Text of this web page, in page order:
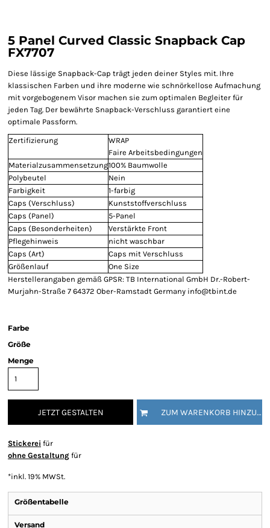
5 Panel Curved Classic Snapback Cap
FX7707
Diese lässige Snapback-Cap trägt jeden deiner Styles mit. Ihre
klassischen Farben und ihre moderne wie schnörkellose Aufmachung
mit vorgebogenem Visor machen sie zum optimalen Begleiter für
jeden Tag. Der bewährte Snapback-Verschluss garantiert eine
optimale Passform.
Zertifizierung
WRAP
Faire Arbeitsbedingungen
Materialzusammensetzung100% Baumwolle
Polybeutel
Nein
Farbigkeit
1-farbig
Caps (Verschluss)
Kunststoffverschluss
Caps (Panel)
5-Panel
Caps (Besonderheiten)
Verstärkte Front
Pflegehinweis
nicht waschbar
Caps (Art)
Caps mit Verschluss
Größenlauf
One Size
Herstellerangaben gemäß GPSR: TB International GmbH Dr.-Robert-
Murjahn-Straße 7 64372 Ober-Ramstadt Germany info@tbint.de
Farbe
Größe
Menge
JETZT GESTALTEN ZUM WARENKORB HINZUFÜGEN
Stickerei für
ohne Gestaltung für
*inkl. 19% MWSt.
Größentabelle
Versand